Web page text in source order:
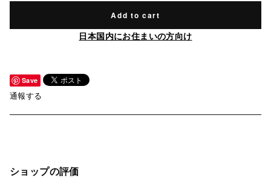
Add to cart
日本国内にお住まいの方向け
Save
通報する
ショップの評価